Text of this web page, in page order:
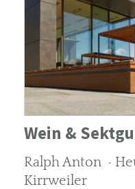
Wein &
Ralph Anton ·
Kirrweiler